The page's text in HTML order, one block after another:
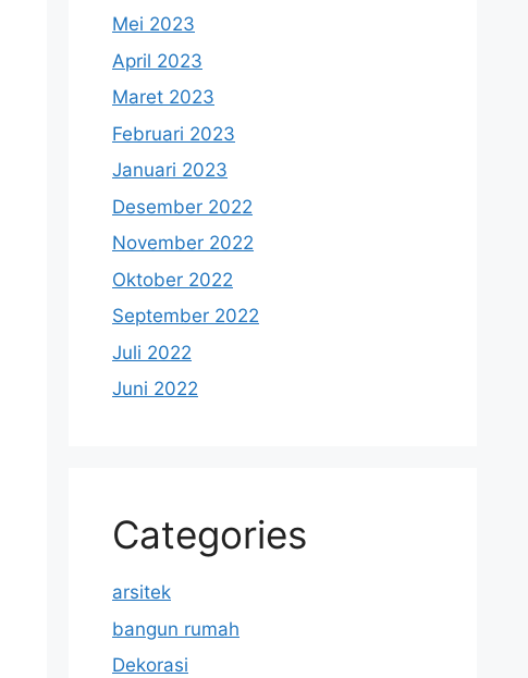
Mei 2023
April 2023
Maret 2023
Februari 2023
Januari 2023
Desember 2022
November 2022
Oktober 2022
September 2022
Juli 2022
Juni 2022
Categories
arsitek
bangun rumah
Dekorasi